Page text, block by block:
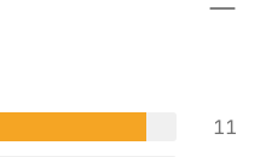
11